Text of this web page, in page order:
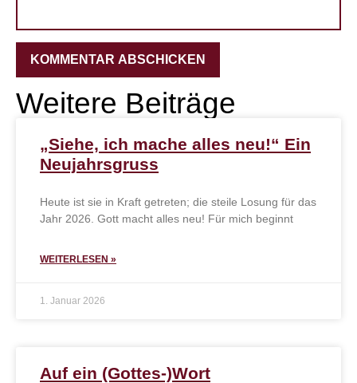
ALTERNATIVE:
Weitere Beiträge
„Siehe, ich mache alles neu!“ Ein
Neujahrsgruss
Heute ist sie in Kraft getreten; die steile Losung für das
Jahr 2026. Gott macht alles neu! Für mich beginnt
WEITERLESEN »
1. Januar 2026
Auf ein (Gottes-)Wort